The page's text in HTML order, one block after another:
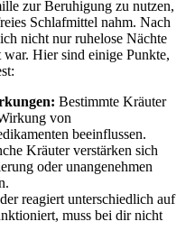
zur Beruhigung zu nutzen,⁤
⁣Schlafmittel nahm. Nach
nicht nur ruhelose Nächte
war. Hier⁤ sind einige Punkte,
Bestimmte⁣ Kräuter ​
von
beeinflussen.
Kräuter verstärken sich
oder ⁤unangenehmen
reagiert unterschiedlich‌ auf‍
muss bei dir nicht